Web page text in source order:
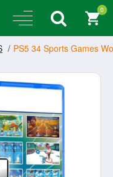
0
PS5 34 Sports Games